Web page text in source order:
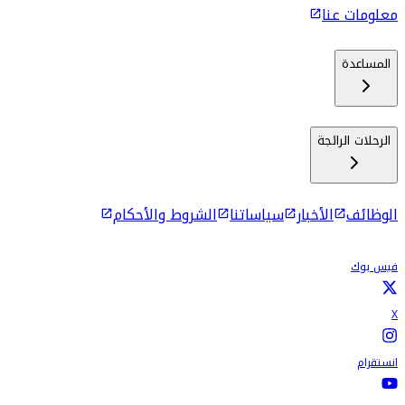
معلومات عنا
المساعدة
الرحلات الرائجة
الوظائف الأخبار سياساتنا الشروط والأحكام
فيس بوك
X
انستقرام